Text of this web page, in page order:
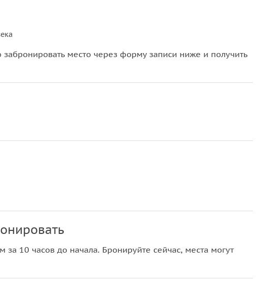
место через форму записи ниже и получить
10 часов до начала. Бронируйте сейчас, места могут